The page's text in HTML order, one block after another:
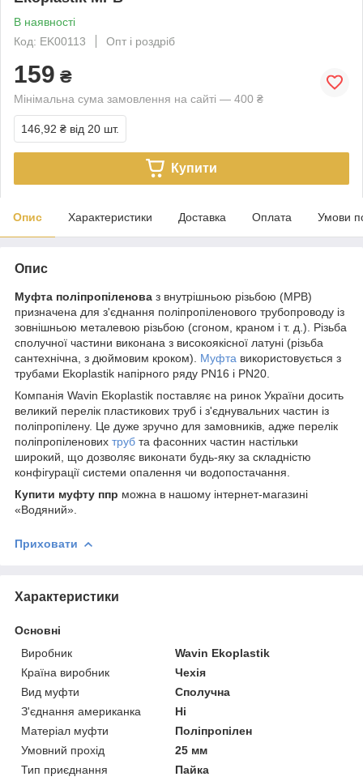
В наявності
Код: EK00113
Опт і роздріб
159 ₴
Мінімальна сума замовлення на сайті — 400 ₴
146,92 ₴ від 20 шт.
Купити
Опис Характеристики Доставка Оплата Умови
Опис
Муфта поліпропіленова з внутрішньою різьбою (МРВ)
призначена для з'єднання поліпропіленового трубопроводу із
зовнішньою металевою різьбою (сгоном, краном і т. д.). Різьба
сполучної частини виконана з високоякісної латуні (різьба
сантехнічна, з дюймовим кроком). Муфта використовується з
трубами Ekoplastik напірного ряду PN16 і PN20.
Компанія Wavin Ekoplastik поставляє на ринок України досить
великий перелік пластикових труб і з'єднувальних частин із
поліпропілену. Це дуже зручно для замовників, адже перелік
поліпропіленових труб та фасонних частин настільки
широкий, що дозволяє виконати будь-яку за складністю
конфігурації системи опалення чи водопостачання.
Купити муфту ппр можна в нашому інтернет-магазині
«Водяний».
Приховати
Характеристики
Основні
Виробник
Wavin Ekoplastik
Країна виробник
Чехія
Вид муфти
Сполучна
З'єднання американка
Ні
Матеріал муфти
Поліпропілен
Умовний прохід
25 мм
Тип приєднання
Пайка